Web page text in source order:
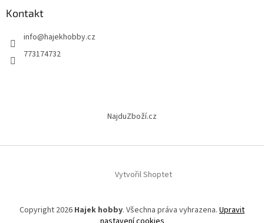
Kontakt
info@hajekhobby.cz
773174732
NajduZboží.cz
Vytvořil Shoptet
Copyright 2026 Hajek hobby. Všechna práva vyhrazena. Upravit